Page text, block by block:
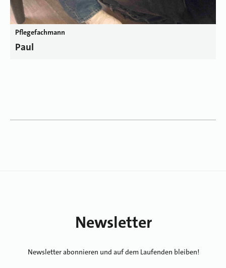
Pflegefachmann
Paul
Newsletter
Newsletter abonnieren und auf dem Laufenden bleiben!